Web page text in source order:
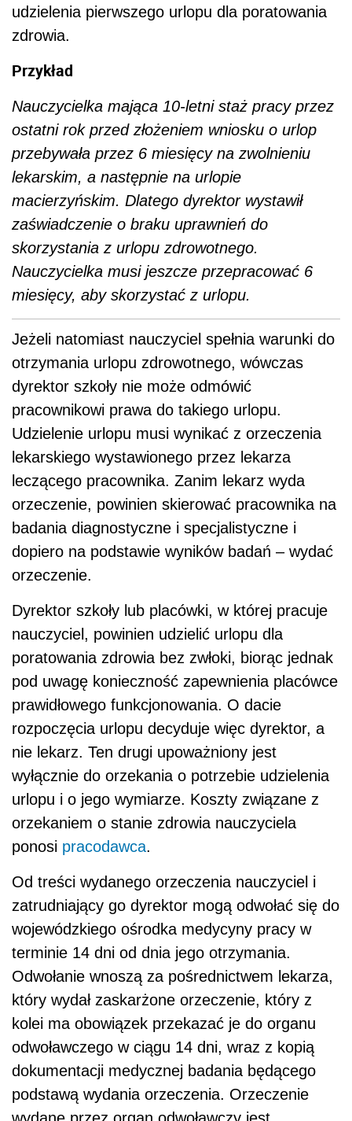
udzielenia pierwszego urlopu dla poratowania
zdrowia.
Przykład
Nauczycielka mająca 10-letni staż pracy przez
ostatni rok przed złożeniem wniosku o urlop
przebywała przez 6 miesięcy na zwolnieniu
lekarskim, a następnie na urlopie
macierzyńskim. Dlatego dyrektor wystawił
zaświadczenie o braku uprawnień do
skorzystania z urlopu zdrowotnego.
Nauczycielka musi jeszcze przepracować 6
miesięcy, aby skorzystać z urlopu.
Jeżeli natomiast nauczyciel spełnia warunki do
otrzymania urlopu zdrowotnego, wówczas
dyrektor szkoły nie może odmówić
pracownikowi prawa do takiego urlopu.
Udzielenie urlopu musi wynikać z orzeczenia
lekarskiego wystawionego przez lekarza
leczącego pracownika. Zanim lekarz wyda
orzeczenie, powinien skierować pracownika na
badania diagnostyczne i specjalistyczne i
dopiero na podstawie wyników badań – wydać
orzeczenie.
Dyrektor szkoły lub placówki, w której pracuje
nauczyciel, powinien udzielić urlopu dla
poratowania zdrowia bez zwłoki, biorąc jednak
pod uwagę konieczność zapewnienia placówce
prawidłowego funkcjonowania. O dacie
rozpoczęcia urlopu decyduje więc dyrektor, a
nie lekarz. Ten drugi upoważniony jest
wyłącznie do orzekania o potrzebie udzielenia
urlopu i o jego wymiarze. Koszty związane z
orzekaniem o stanie zdrowia nauczyciela
ponosi pracodawca.
Od treści wydanego orzeczenia nauczyciel i
zatrudniający go dyrektor mogą odwołać się do
wojewódzkiego ośrodka medycyny pracy w
terminie 14 dni od dnia jego otrzymania.
Odwołanie wnoszą za pośrednictwem lekarza,
który wydał zaskarżone orzeczenie, który z
kolei ma obowiązek przekazać je do organu
odwoławczego w ciągu 14 dni, wraz z kopią
dokumentacji medycznej badania będącego
podstawą wydania orzeczenia. Orzeczenie